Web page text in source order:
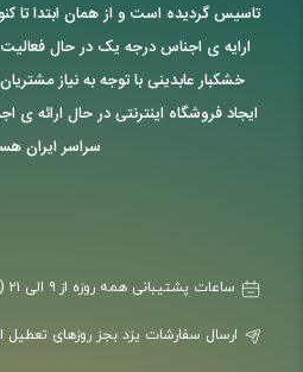
تاسیس گردیده است و از همان ابتدا تا
ارایه ی اجناس درجه یک در حال
خشکبار عابدینی با توجه به نیاز
ایجاد فروشگاه اینترنتی در حال ارائه ی
سراسر ایران